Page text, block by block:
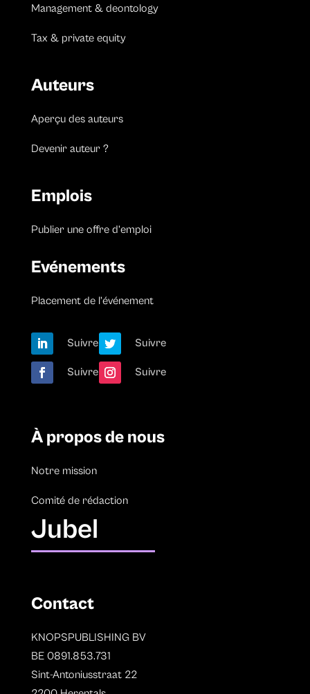
Management & deontology
Tax & private equity
Auteurs
Aperçu des auteurs
Devenir auteur ?
Emplois
Publier une offre d’emploi
Evénements
Placement de l’événement
Suivre Suivre
Suivre Suivre
À propos de nous
Notre mission
Comité de rédaction
Jubel
Contact
KNOPSPUBLISHING BV
BE 0891.853.731
Sint-Antoniusstraat 22